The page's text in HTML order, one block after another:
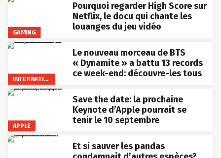
GAMING
Pourquoi regarder High Score sur
Netflix, le docu qui chante les
louanges du jeu vidéo
INTERNATIONAL
Le nouveau morceau de BTS
« Dynamite » a battu 13 records
ce week-end: découvre-les tous
APPLE
Save the date: la prochaine
Keynote d’Apple pourrait se
tenir le 10 septembre
Et si sauver les pandas